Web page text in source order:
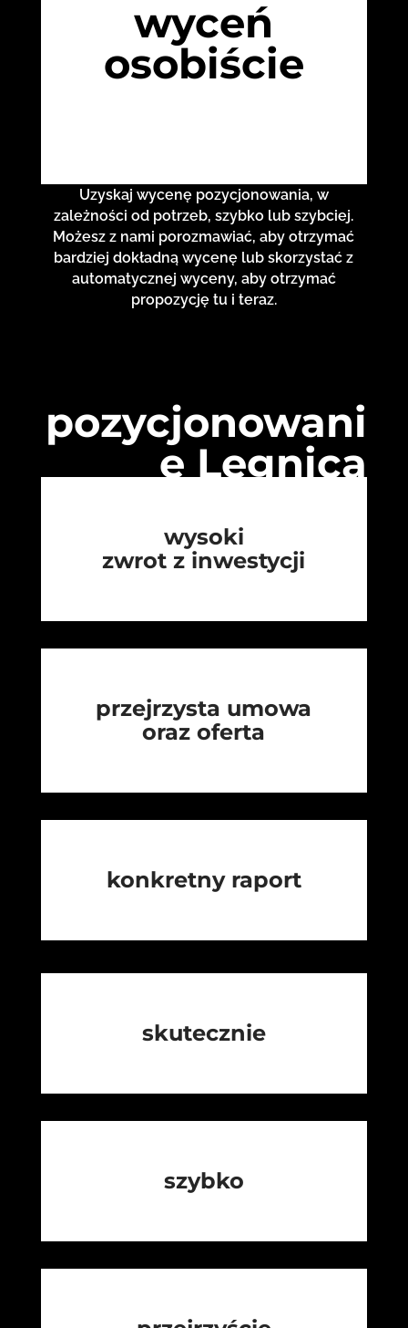
wyceń
osobiście
Uzyskaj wycenę pozycjonowania, w
zależności od potrzeb, szybko lub szybciej.
Możesz z nami porozmawiać, aby otrzymać
bardziej dokładną wycenę lub skorzystać z
automatycznej wyceny, aby otrzymać
propozycję tu i teraz.
pozycjonowani
e Legnica
wysoki
zwrot z inwestycji
przejrzysta umowa
oraz oferta
konkretny raport
skutecznie
szybko